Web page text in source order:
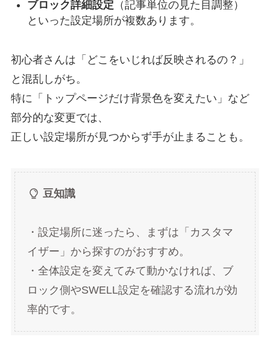
ブロック詳細設定 （記事単位の見た目調整）
といった設定場所が複数あります。
初心者さんは「どこをいじれば反映されるの？」
と混乱しがち。
特に「トップページだけ背景色を変えたい」など
部分的な変更では、
正しい設定場所が見つからず手が止まることも。
豆知識
・設定場所に迷ったら、まずは「カスタマ
イザー」から探すのがおすすめ。
・全体設定を変えてみて動かなければ、ブ
ロック側やSWELL設定を確認する流れが効
率的です。